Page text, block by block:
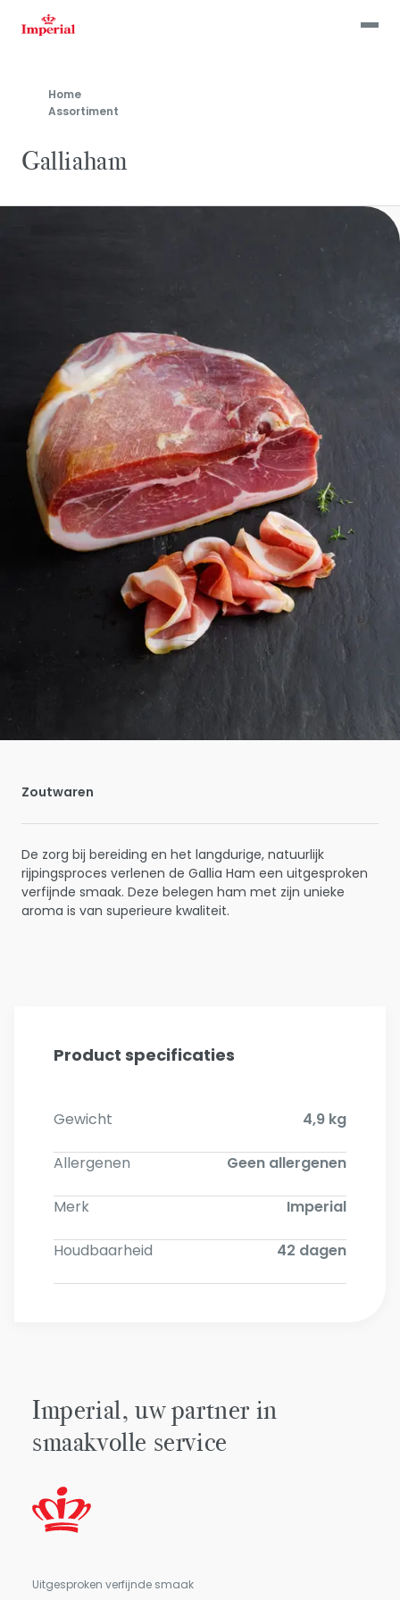
Home
Assortiment
Galliaham
Zoutwaren
De zorg bij bereiding en het langdurige, natuurlijk
rijpingsproces verlenen de Gallia Ham een uitgesproken
verfijnde smaak. Deze belegen ham met zijn unieke
aroma is van superieure kwaliteit.
Product specificaties
Gewicht 4,9 kg
Allergenen Geen allergenen
Merk Imperial
Houdbaarheid 42 dagen
Imperial, uw partner in
smaakvolle service
Uitgesproken verfijnde smaak